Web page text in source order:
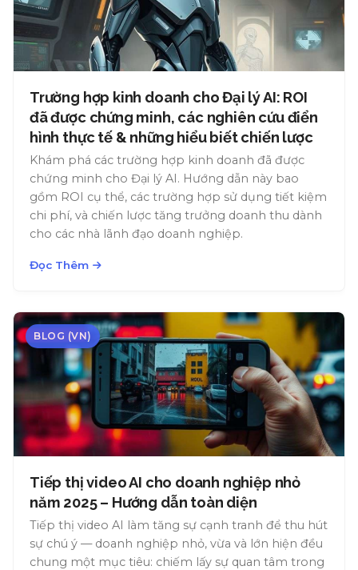
Trường hợp kinh doanh cho Đại lý AI: ROI
đã được chứng minh, các nghiên cứu điển
hình thực tế & những hiểu biết chiến lược
Khám phá các trường hợp kinh doanh đã được
chứng minh cho Đại lý AI. Hướng dẫn này bao
gồm ROI cụ thể, các trường hợp sử dụng tiết kiệm
chi phí, và chiến lược tăng trưởng doanh thu dành
cho các nhà lãnh đạo doanh nghiệp.
Đọc Thêm
BLOG (VN)
Tiếp thị video AI cho doanh nghiệp nhỏ
năm 2025 – Hướng dẫn toàn diện
Tiếp thị video AI làm tăng sự cạnh tranh để thu hút
sự chú ý — doanh nghiệp nhỏ, vừa và lớn hiện đều
chung một mục tiêu: chiếm lấy sự quan tâm trong